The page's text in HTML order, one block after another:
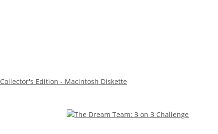
Edition - Macintosh Diskette